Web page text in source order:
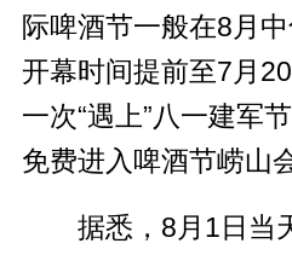
际啤酒节一般在8月
开幕时间提前至7月
一次“遇上”八一建军
免费进入啤酒节崂山
据悉，8月1日当